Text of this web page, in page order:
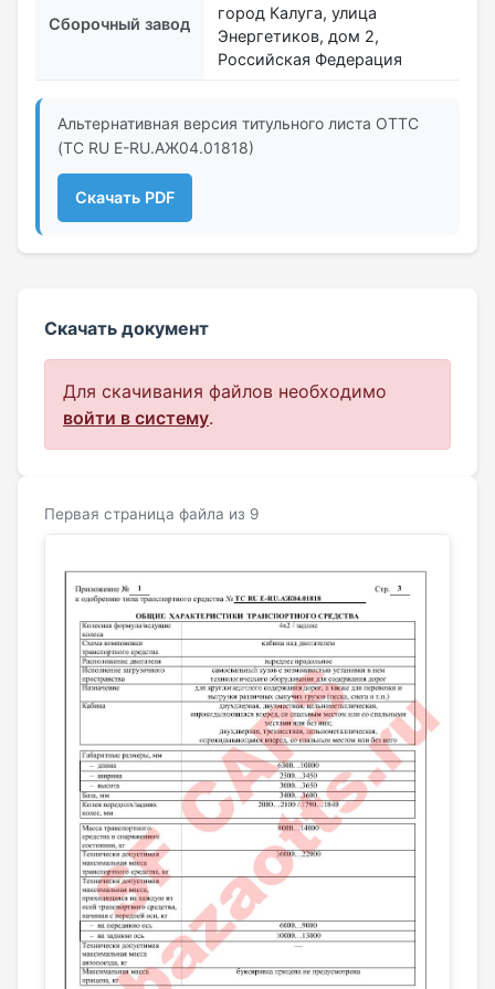
Сборочный завод
город Калуга, улица
Энергетиков, дом 2,
Российская Федерация
Альтернативная версия титульного листа ОТТС
(ТС RU Е-RU.АЖ04.01818)
Скачать PDF
Скачать документ
Для скачивания файлов необходимо
войти в систему.
Первая страница файла из 9